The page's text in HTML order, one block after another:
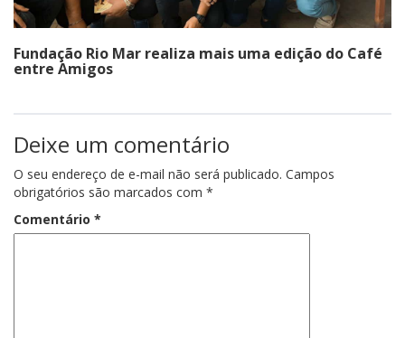
Fundação Rio Mar realiza mais uma edição do Café
entre Amigos
Deixe um comentário
O seu endereço de e-mail não será publicado. Campos
obrigatórios são marcados com *
Comentário *